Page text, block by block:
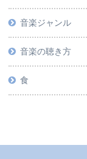
音楽ジャンル
音楽の聴き方
食